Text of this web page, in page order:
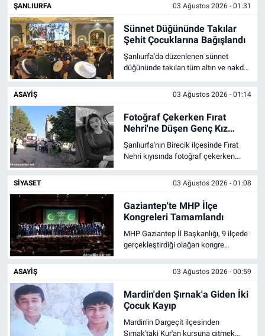
ŞANLIURFA 03 Ağustos 2026 - 01:31
Sünnet Düğününde Takılar
Şehit Çocuklarına Bağışlandı
Şanlıurfa'da düzenlenen sünnet
düğününde takılan tüm altın ve nakdi
güvenlik korucularının üniversitede
okuyan çocuklarının eğitimi için
bağışlandı.
ASAYIŞ 03 Ağustos 2026 - 01:14
Fotoğraf Çekerken Fırat
Nehri'ne Düşen Genç Kız
Boğuldu
Şanlıurfa'nın Birecik ilçesinde Fırat
Nehri kıyısında fotoğraf çekerken
yaşamını yitirdi.
SIYASET 03 Ağustos 2026 - 01:08
Gaziantep'te MHP İlçe
Kongreleri Tamamlandı
MHP Gaziantep İl Başkanlığı, 9 ilçede
gerçekleştirdiği olağan kongre
Mehmet Sait Kılıç süreci
ASAYIŞ 03 Ağustos 2026 - 00:59
Mardin'den Şırnak'a Giden İki
Çocuk Kayıp
Mardin'in Dargeçit ilçesinden
Şırnak'taki Kur'an kursuna gitmek